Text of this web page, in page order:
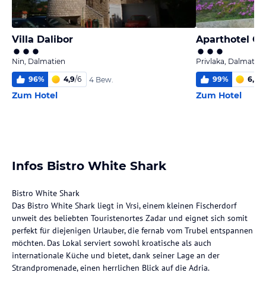
Villa Dalibor
Nin, Dalmatien
96% 4,9/6 4 Bew.
Zum Hotel
Aparthotel
Privlaka, Dalmatien
99% 6,0
Zum Hotel
Infos Bistro White Shark
Bistro White Shark
Das Bistro White Shark liegt in Vrsi, einem kleinen Fischerdorf
unweit des beliebten Touristenortes Zadar und eignet sich somit
perfekt für diejenigen Urlauber, die fernab vom Trubel entspannen
möchten. Das Lokal serviert sowohl kroatische als auch
internationale Küche und bietet, dank seiner Lage an der
Strandpromenade, einen herrlichen Blick auf die Adria.